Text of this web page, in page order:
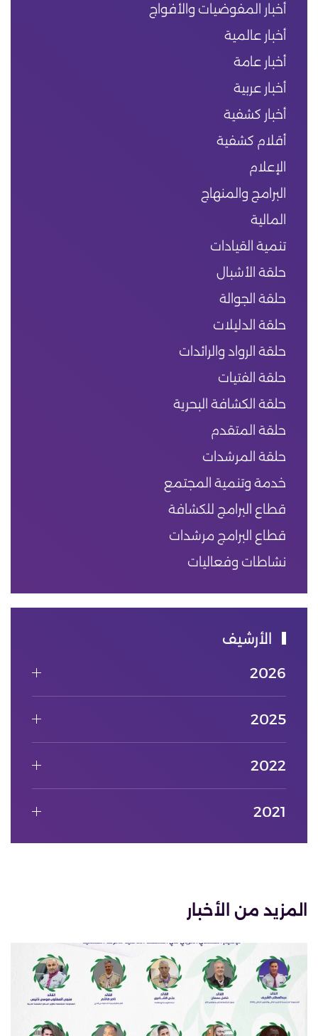
أخبار المفوضيات والأفواج
أخبار عالمية
أخبار عامة
أخبار عربية
أخبار كشفية
أقلام كشفية
الإعلام
البرامج والمنهاج
المالية
تنمية القيادات
حلقة الأشبال
حلقة الجوالة
حلقة الدليلات
حلقة الرواد والرائدات
حلقة الفتيات
حلقة الكشافة البحرية
حلقة المتقدم
حلقة المرشدات
خدمة وتنمية المجتمع
قطاع البرامج للكشافة
قطاع البرامج مرشدات
نشاطات وفعاليات
الأرشيف
2026
2025
2022
2021
المزيد من الأخبار